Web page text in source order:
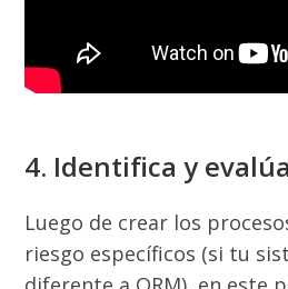
4. Identifica y
Luego de crear los
riesgo específicos (si tu